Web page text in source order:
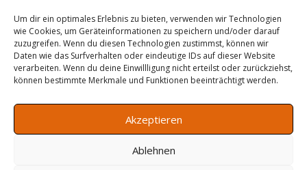
Um dir ein optimales Erlebnis zu bieten, verwenden wir Technologien
wie Cookies, um Geräteinformationen zu speichern und/oder darauf
zuzugreifen. Wenn du diesen Technologien zustimmst, können wir
Daten wie das Surfverhalten oder eindeutige IDs auf dieser Website
verarbeiten. Wenn du deine Einwillligung nicht erteilst oder zurückziehst,
können bestimmte Merkmale und Funktionen beeinträchtigt werden.
Akzeptieren
Ablehnen
Name, E-Mail-Adresse und Website in diesem
Browser für meinen nächsten Kommentar speichern.